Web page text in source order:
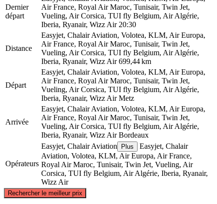
Dernier
départ
Air France, Royal Air Maroc, Tunisair, Twin Jet,
Vueling, Air Corsica, TUI fly Belgium, Air Algérie,
Iberia, Ryanair, Wizz Air 20:30
Distance
Easyjet, Chalair Aviation, Volotea, KLM, Air Europa,
Air France, Royal Air Maroc, Tunisair, Twin Jet,
Vueling, Air Corsica, TUI fly Belgium, Air Algérie,
Iberia, Ryanair, Wizz Air 699,44 km
Départ
Easyjet, Chalair Aviation, Volotea, KLM, Air Europa,
Air France, Royal Air Maroc, Tunisair, Twin Jet,
Vueling, Air Corsica, TUI fly Belgium, Air Algérie,
Iberia, Ryanair, Wizz Air Metz
Arrivée
Easyjet, Chalair Aviation, Volotea, KLM, Air Europa,
Air France, Royal Air Maroc, Tunisair, Twin Jet,
Vueling, Air Corsica, TUI fly Belgium, Air Algérie,
Iberia, Ryanair, Wizz Air Bordeaux
Opérateurs
Easyjet, Chalair Aviation Plus
Easyjet, Chalair
Aviation, Volotea, KLM, Air Europa, Air France,
Royal Air Maroc, Tunisair, Twin Jet, Vueling, Air
Corsica, TUI fly Belgium, Air Algérie, Iberia, Ryanair,
Wizz Air
Rechercher le meilleur prix